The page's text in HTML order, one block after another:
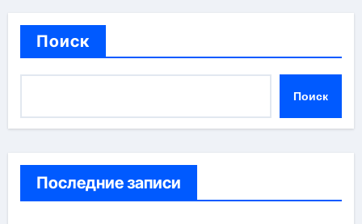
Поиск
Поиск
Последние записи